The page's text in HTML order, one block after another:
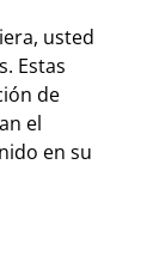
usted
Estas
de
el
en su